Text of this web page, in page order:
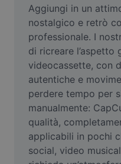
Editor di foto online
Generatore di meme
AI Text Remover
AI People Remover
AI Inpainting
Face Cutout
Aggiungi in un
nostalgico e retrò
professionale. I
di ricreare
videocassette, con
autentiche e
perdere tempo per
manualmente:
qualità,
applicabili in pochi
social, video